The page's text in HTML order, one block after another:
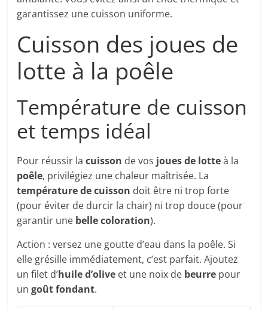
garantissez une cuisson uniforme.
Cuisson des joues de
lotte à la poêle
Température de cuisson
et temps idéal
Pour réussir lacuisson de vos joues de lotteà la
poêle, privilégiez une chaleur maîtrisée. La
température de cuisson doit être ni trop forte
(pour éviter de durcir la chair) ni trop douce (pour
garantir une belle coloration).
Action : versez une goutte d’eau dans la poêle. Si
elle grésille immédiatement, c’est parfait. Ajoutez
un filet d’huile d’olive et une noix de beurre pour
ungoût fondant.